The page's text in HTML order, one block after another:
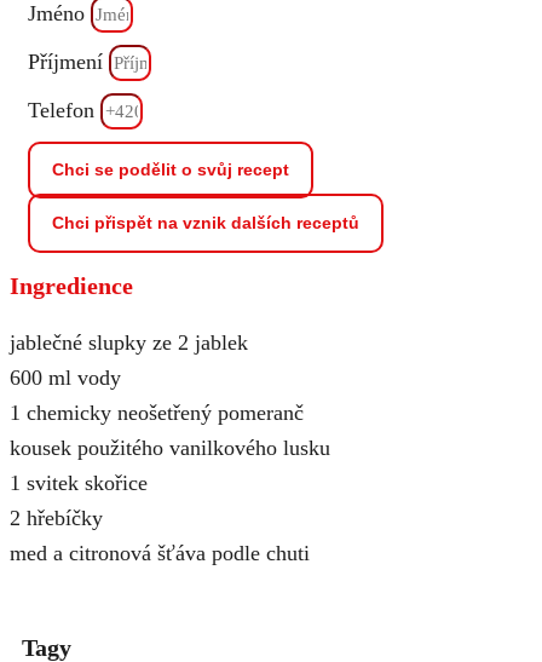
Jméno
Příjmení
Telefon
Chci se podělit o svůj recept
Chci přispět na vznik dalších receptů
Ingredience
jablečné slupky ze 2 jablek
600 ml vody
1 chemicky neošetřený pomeranč
kousek použitého vanilkového lusku
1 svitek skořice
2 hřebíčky
med a citronová šťáva podle chuti
Tagy